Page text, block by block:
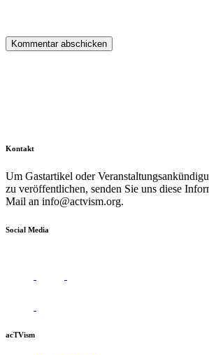
Kontakt
Um Gastartikel oder
zu veröffentlichen, senden Sie uns diese
Mail an info@actvism.org.
Social Media
acTVism